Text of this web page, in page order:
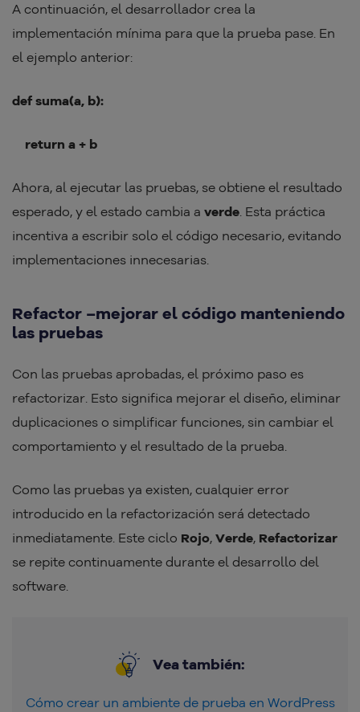
A continuación, el desarrollador crea la
implementación mínima para que la prueba pase. En
el ejemplo anterior:
def suma(a, b):
return a + b
Ahora, al ejecutar las pruebas, se obtiene el resultado
esperado, y el estado cambia a verde. Esta práctica
incentiva a escribir solo el código necesario, evitando
implementaciones innecesarias.
Refactor –mejorar el código manteniendo
las pruebas
Con las pruebas aprobadas, el próximo paso es
refactorizar. Esto significa mejorar el diseño, eliminar
duplicaciones o simplificar funciones, sin cambiar el
comportamiento y el resultado de la prueba.
Como las pruebas ya existen, cualquier error
introducido en la refactorización será detectado
inmediatamente. Este ciclo Rojo, Verde, Refactorizar
se repite continuamente durante el desarrollo del
software.
Vea también:
Cómo crear un ambiente de prueba en WordPress